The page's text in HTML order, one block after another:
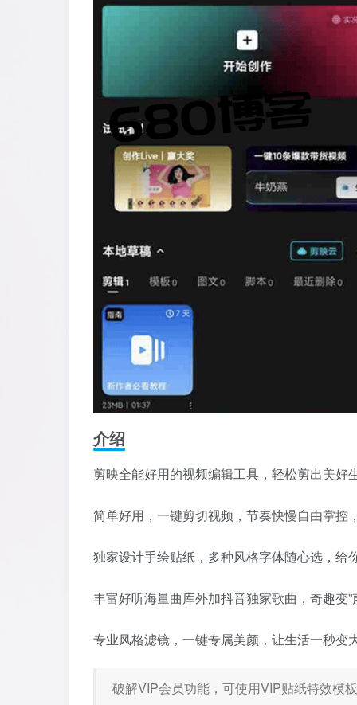
介绍
剪映全能好用的视频编辑工具，轻松剪出美好
简单好用，一键剪切视频，节奏快慢自由掌控
独家设计手绘贴纸，多种风格字体随心选，给
丰富好听海量曲库外加抖音独家歌曲，奇趣变”
专业风格滤镜，一键专属美颜，让生活一秒变
破解VIP会员功能，可使用VIP贴纸特效模